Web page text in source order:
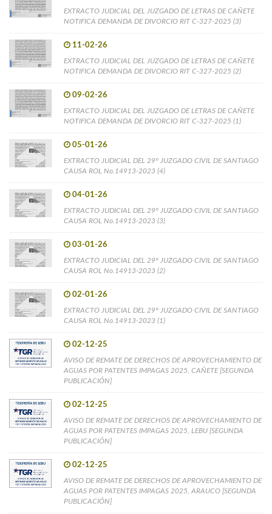
EXTRACTO JUDICIAL DEL JUZGADO DE LETRAS DE CAÑETE
NOTIFICA DEMANDA DE DIVORCIO RIT C-327-2025 (3)
11-02-26
EXTRACTO JUDICIAL DEL JUZGADO DE LETRAS DE CAÑETE
NOTIFICA DEMANDA DE DIVORCIO RIT C-327-2025 (2)
09-02-26
EXTRACTO JUDICIAL DEL JUZGADO DE LETRAS DE CAÑETE
NOTIFICA DEMANDA DE DIVORCIO RIT C-327-2025 (1)
05-01-26
EXTRACTO JUDICIAL DEL 29° JUZGADO CIVIL DE SANTIAGO
CAUSA ROL No.14913-2023 (4)
04-01-26
EXTRACTO JUDICIAL DEL 29° JUZGADO CIVIL DE SANTIAGO
CAUSA ROL No.14913-2023 (3)
03-01-26
EXTRACTO JUDICIAL DEL 29° JUZGADO CIVIL DE SANTIAGO
CAUSA ROL No.14913-2023 (2)
02-01-26
EXTRACTO JUDICIAL DEL 29° JUZGADO CIVIL DE SANTIAGO
CAUSA ROL No.14913-2023 (1)
02-12-25
AVISO DE REMATE DE DERECHOS DE APROVECHAMIENTO DE
AGUAS POR PATENTES IMPAGAS 2025, CAÑETE [SEGUNDA
PUBLICACIÓN]
02-12-25
AVISO DE REMATE DE DERECHOS DE APROVECHAMIENTO DE
AGUAS POR PATENTES IMPAGAS 2025, LEBU [SEGUNDA
PUBLICACIÓN]
02-12-25
AVISO DE REMATE DE DERECHOS DE APROVECHAMIENTO DE
AGUAS POR PATENTES IMPAGAS 2025, ARAUCO [SEGUNDA
PUBLICACIÓN]